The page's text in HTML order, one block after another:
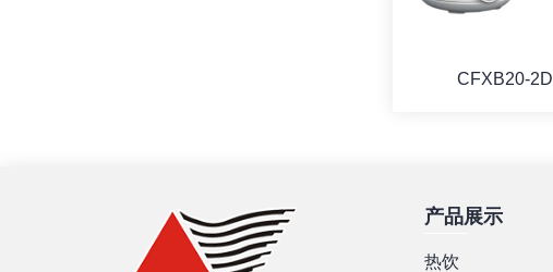
CFXB20-2D
产品展示
热饮